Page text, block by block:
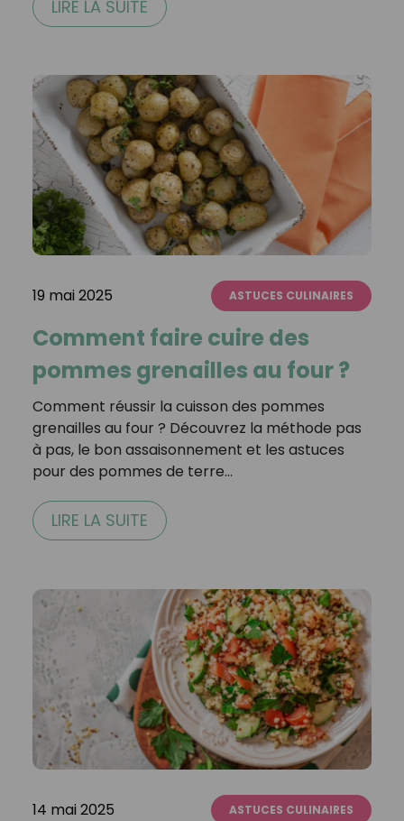
LIRE LA SUITE
19 mai 2025 ASTUCES CULINAIRES
Comment faire cuire des
pommes grenailles au four ?
Comment réussir la cuisson des pommes
grenailles au four ? Découvrez la méthode pas
à pas, le bon assaisonnement et les astuces
pour des pommes de terre…
LIRE LA SUITE
14 mai 2025 ASTUCES CULINAIRES